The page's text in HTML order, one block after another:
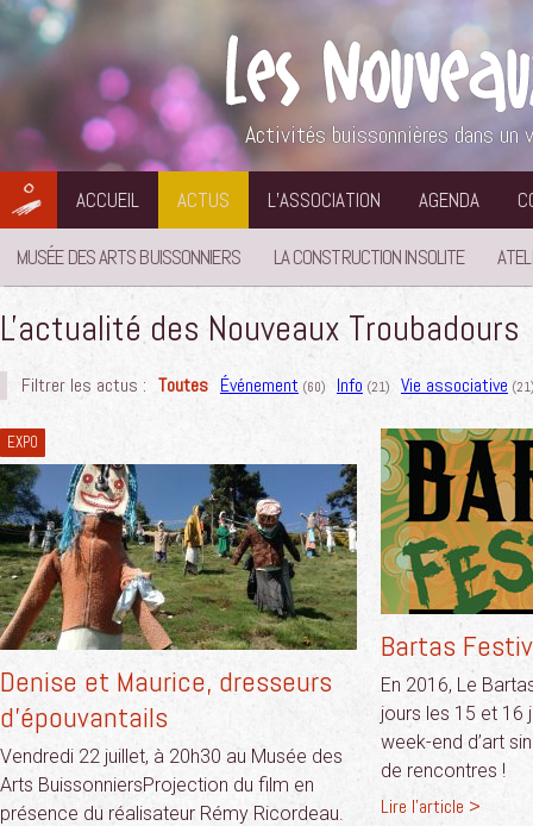
Aller
au
contenu
Activités buissonnières dans
ACCUEIL ACTUS L’ASSOCIATION AGENDA
MUSÉE DES ARTS BUISSONNIERS LA CONSTRUCTION INSOLITE
L'actualité des Nouveaux Troubadours
Filtrer les actus : Toutes Événement (60) Info (21) Vie associative
EXPO
Denise et Maurice, dresseurs
d’épouvantails
Vendredi 22 juillet, à 20h30 au Musée des
Arts BuissonniersProjection du film en
présence du réalisateur Rémy Ricordeau.
Bartas
En 2016, Le
jours les 15 et 16
week-end d’art
de rencontres !
Lire l'article >